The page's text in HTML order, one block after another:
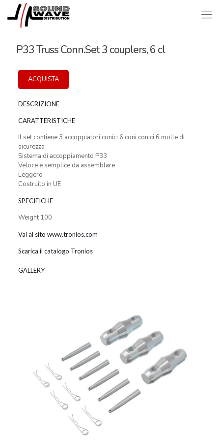
P33 Truss Conn.Set 3 couplers, 6 cl
ACQUISTA
DESCRIZIONE
CARATTERISTICHE
Il set contiene 3 accoppiatori conici 6 coni conici 6 molle di
sicurezza
Sistema di accoppiamento P33
Veloce e semplice da assemblare
Leggero
Costruito in UE
SPECIFICHE
Weight 100
Vai al sito www.tronios.com
Scarica il catalogo Tronios
GALLERY